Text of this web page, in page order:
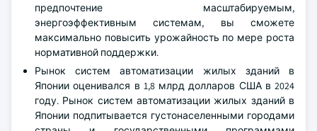
предпочтение масштабируемым,
энергоэффективным системам, вы сможете
максимально повысить урожайность по мере роста
нормативной поддержки.
Рынок систем автоматизации жилых зданий в
Японии оценивался в 1,8 млрд долларов США в 2024
году. Рынок систем автоматизации жилых зданий в
Японии подпитывается густонаселенными городами